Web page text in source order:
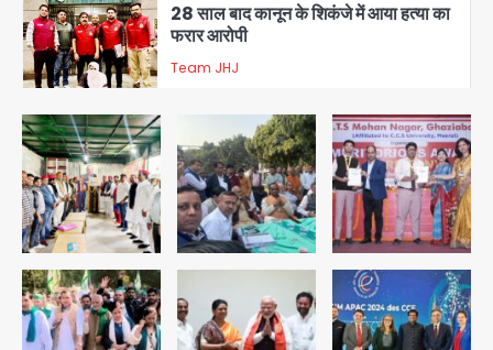
4
28 साल बाद कानून के शिकंजे में आया हत्या का
फरार आरोपी
Team JHJ
5
डबल मर्डर का मुख्य साजिशकर्ता क्राइम ब्रांच
के हत्थे
Team JHJ